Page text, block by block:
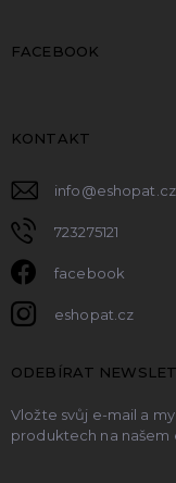
FACEBOOK
KONTAKT
info@eshopat.cz
723275121
facebook
eshopat.cz
ODEBÍRAT
Vložte svůj e-mail a
produktech na našem